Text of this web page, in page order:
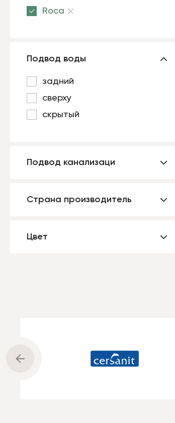
Roca
Подвод воды
задний
сверху
скрытый
Подвод канализаци
Страна производитель
Цвет